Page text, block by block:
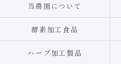
当農園について
酵素加工食品
ハーブ加工製品